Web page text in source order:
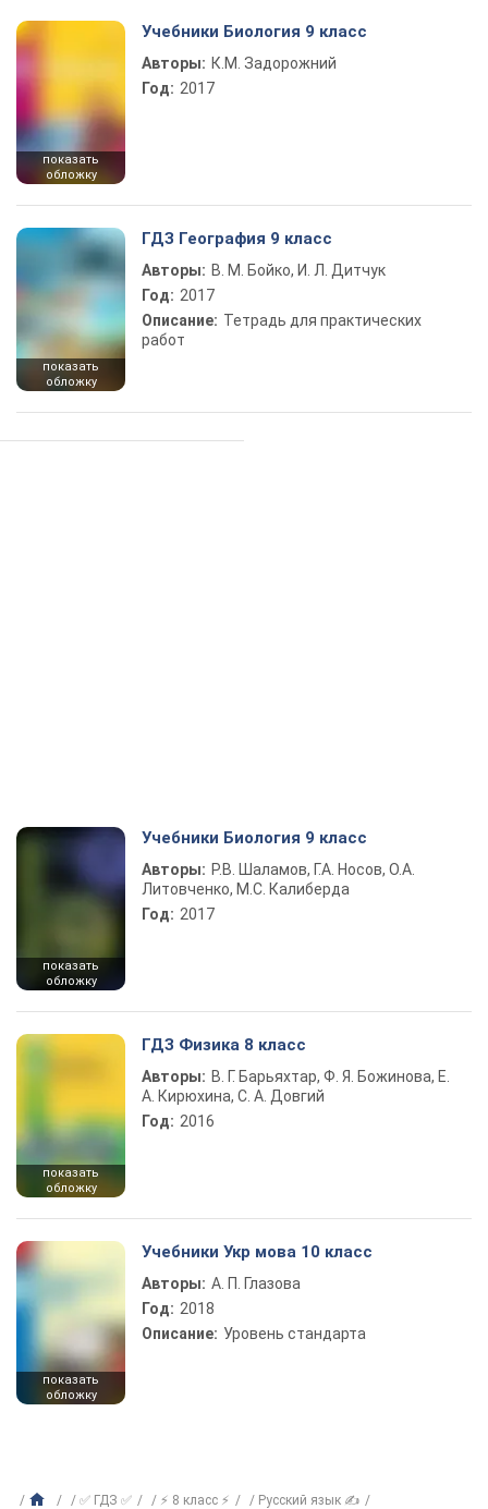
показать
обложку
Учебники Биология 9 класс
Авторы: К.М. Задорожний
Год: 2017
показать
обложку
ГДЗ География 9 класс
Авторы: В. М. Бойко, И. Л. Дитчук
Год: 2017
Описание: Тетрадь для практических
работ
показать
обложку
Учебники Биология 9 класс
Авторы: Р.В. Шаламов, Г.А. Носов, О.А.
Литовченко, М.С. Калиберда
Год: 2017
показать
обложку
ГДЗ Физика 8 класс
Авторы: В. Г. Барьяхтар, Ф. Я. Божинова, Е.
А. Кирюхина, С. А. Довгий
Год: 2016
показать
обложку
Учебники Укр мова 10 класс
Авторы: А. П. Глазова
Год: 2018
Описание: Уровень стандарта
✅ ГДЗ ✅ ⚡ 8 класс ⚡
Русский язык ✍